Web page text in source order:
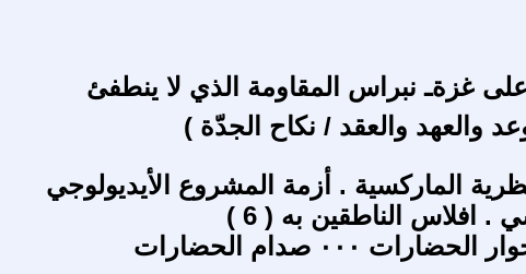
غزةـ نبراس المقاومة الذي لا ينطفئ
والعهد والعقد / نكاح الجدّة )
الماركسية . أزمة المشروع الأيديولوجي
. افلاس الناطقين به ( 6 )
٠٠٠ صدام الحضارات